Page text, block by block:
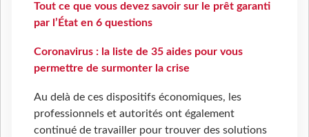
Tout ce que vous devez savoir sur le prêt garanti
par l’État en 6 questions
Coronavirus : la liste de 35 aides pour vous
permettre de surmonter la crise
Au delà de ces dispositifs économiques, les
professionnels et autorités ont également
continué de travailler pour trouver des solutions